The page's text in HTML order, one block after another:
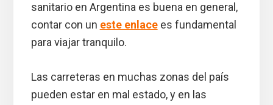
sanitario en Argentina es buena en general,
contar con un este enlacees fundamental
para viajar tranquilo.
Las carreteras en muchas zonas del país
pueden estar en mal estado, y en las